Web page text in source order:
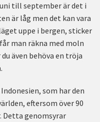
till september är det i
är låg men det kan vara
uppe i bergen, sticker
man räkna med moln
även behöva en tröja
som har den
eftersom över 90
Detta genomsyrar